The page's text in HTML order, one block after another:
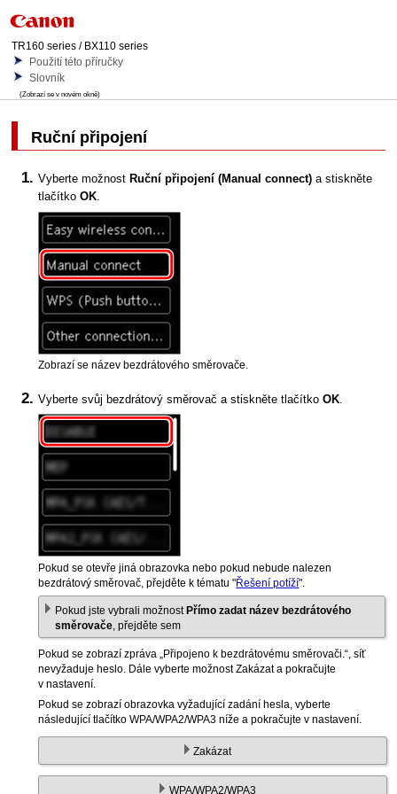
TR160 series / BX110 series
Použití této příručky
Slovník
(Zobrazí se v novém okně)
Ruční připojení
Vyberte možnost Ruční připojení (Manual connect) a stiskněte
tlačítkoOK
Zobrazí se název bezdrátového směrovače.
Vyberte svůj bezdrátový směrovač a stiskněte tlačítkoOK
Pokud se otevře jiná obrazovka nebo pokud nebude nalezen
bezdrátový směrovač, přejděte k tématu "Řešení potíží".
Pokud jste vybrali možnostPřímo zadat název bezdrátového
směrovače , přejděte sem
Pokud se zobrazí zpráva „ Připojeno k bezdrátovému směrovači.“, síť
nevyžaduje heslo. Dále vyberte možnostZakázata pokračujte
v nastavení.
Pokud se zobrazí obrazovka vyžadující zadání hesla, vyberte
následující tlačítkoWPA/WPA2/WPA3 níže a pokračujte v nastavení.
Zakázat
WPA/WPA2/WPA3